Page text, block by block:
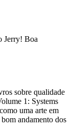
Jerry! Boa
sobre qualidade
1: Systems
uma arte em
andamento dos